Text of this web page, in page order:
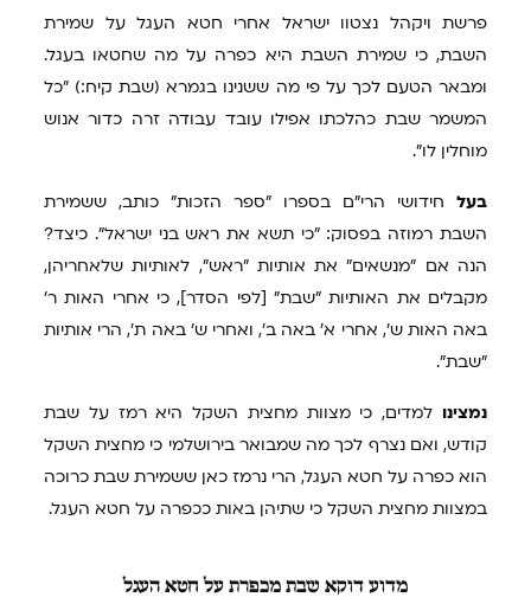
פרשת ויקהל נצטוו ישראל אחרי חטא העגל על שמירת
השבת, כי שמירת השבת היא כפרה על מה שחטאו בעגל.
ומבאר הטעם לכך על פי מה ששנינו בגמרא (שבת קיח:) "כל
המשמר שבת כהלכתו אפילו עובד עבודה זרה כדור אנוש
מוחלין לו".
בעל חידושי הרי"ם בספרו "ספר הזכות" כותב, ששמירת
השבת רמוזה בפסוק: "כי תשא את ראש בני ישראל". כיצד?
הנה אם "מנשאים" את אותיות "ראש", לאותיות שלאחריהן,
מקבלים את האותיות "שבת" [לפי הסדר], כי אחרי האות ר'
באה האות ש', אחרי א' באה ב', ואחרי ש' באה ת', הרי אותיות
"שבת".
נמצינו למדים, כי מצוות מחצית השקל היא רמז על שבת
קודש, ואם נצרף לכך מה שמבואר בירושלמי כי מחצית השקל
הוא כפרה על חטא העגל, הרי נרמז כאן ששמירת שבת כרוכה
במצוות מחצית השקל כי שתיהן באות ככפרה על חטא העגל.
מדוע דוקא שבת מכפרת על חטא העגל